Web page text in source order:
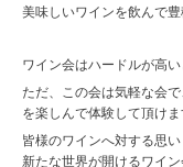
美味しいワインを飲んで豊
ワイン会はハードルが高
ただ、この会は気軽な会
を楽しんで体験して頂けま
皆様のワインへ対する思
新たな世界が開けるワイン